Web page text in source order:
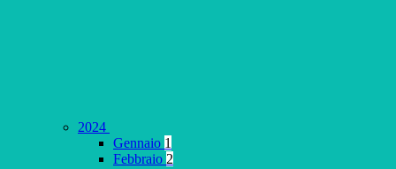
2024
Gennaio 1
Febbraio 2